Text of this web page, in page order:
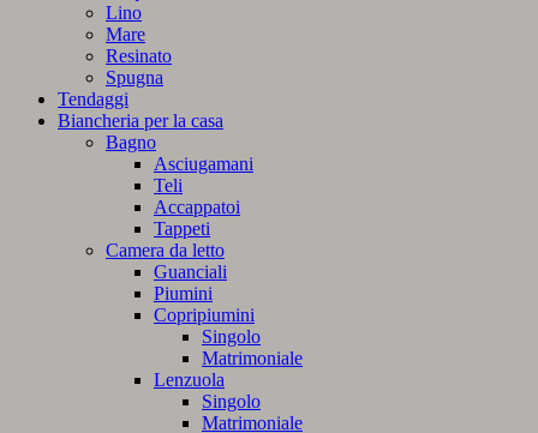
Lino
Mare
Resinato
Spugna
Tendaggi
Biancheria per la casa
Bagno
Asciugamani
Teli
Accappatoi
Tappeti
Camera da letto
Guanciali
Piumini
Copripiumini
Singolo
Matrimoniale
Lenzuola
Singolo
Matrimoniale